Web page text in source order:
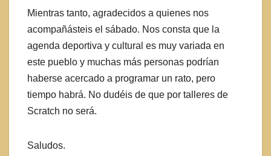
Mientras tanto, agradecidos a quienes nos
acompañásteis el sábado. Nos consta que la
agenda deportiva y cultural es muy variada en
este pueblo y muchas más personas podrían
haberse acercado a programar un rato, pero
tiempo habrá. No dudéis de que por talleres de
Scratch no será.
Saludos.